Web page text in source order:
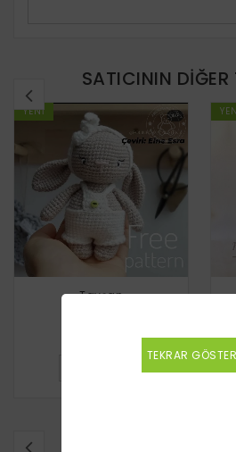
SATICININ DIĞER
YENI
Tavşan
TEKRAR